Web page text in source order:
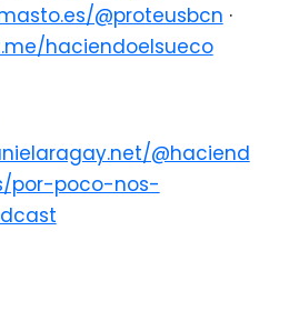
@proteusbcn ·
haciendoelsueco
@haciend
por-poco-nos-